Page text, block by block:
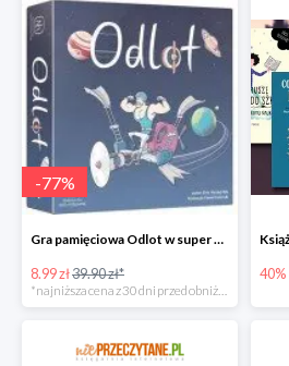
-77%
Gra pamięciowa Odlot w super cenie
8.99 zł39.90 zł* 40%